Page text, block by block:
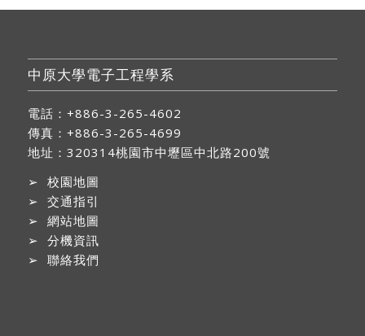
中原大學電子工程學系
電話：+886-3-265-4602
傳真：+886-3-265-4699
地址： 320314桃園市中壢區中北路200號
➢ 校園地圖
➢ 交通指引
➢ 網站地圖
➢ 分機資訊
➢ 聯絡我們